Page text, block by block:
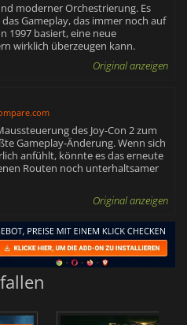
moderner Orchestrierung. Es
Gameplay, das immer noch auf
1997 basiert, eine neue
wirklich überzeugen kann.
Original anzeigen
des Joy-Con 2 zum
Gameplay-Änderung. Wenn sich
anfühlt, könnte es das erneute
Routen noch unterhaltsamer
Original anzeigen